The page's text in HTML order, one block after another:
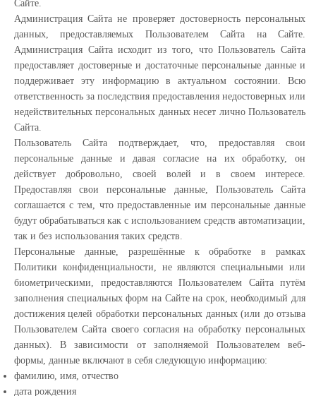
Сайте.
Администрация Сайта не проверяет достоверность персональных
данных, предоставляемых Пользователем Сайта на Сайте.
Администрация Сайта исходит из того, что Пользователь Сайта
предоставляет достоверные и достаточные персональные данные и
поддерживает эту информацию в актуальном состоянии. Всю
ответственность за последствия предоставления недостоверных или
недействительных персональных данных несет лично Пользователь
Сайта.
Пользователь Сайта подтверждает, что, предоставляя свои
персональные данные и давая согласие на их обработку, он
действует добровольно, своей волей и в своем интересе.
Предоставляя свои персональные данные, Пользователь Сайта
соглашается с тем, что предоставленные им персональные данные
будут обрабатываться как с использованием средств автоматизации,
так и без использования таких средств.
Персональные данные, разрешённые к обработке в рамках
Политики конфиденциальности, не являются специальными или
биометрическими, предоставляются Пользователем Сайта путём
заполнения специальных форм на Сайте на срок, необходимый для
достижения целей обработки персональных данных (или до отзыва
Пользователем Сайта своего согласия на обработку персональных
данных). В зависимости от заполняемой Пользователем веб-
формы, данные включают в себя следующую информацию:
фамилию, имя, отчество
дата рождения